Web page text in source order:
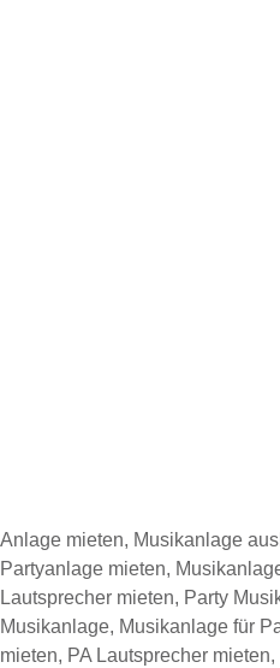
Anlage mieten, Musikanlage
Partyanlage mieten,
Lautsprecher mieten, Party
Musikanlage, Musikanlage für
mieten, PA Lautsprecher